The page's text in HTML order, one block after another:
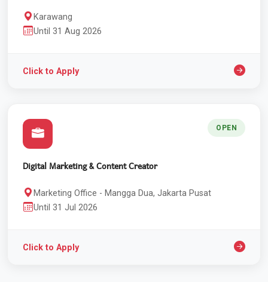
Karawang
Until 31 Aug 2026
Click to Apply
OPEN
Digital Marketing & Content Creator
Marketing Office - Mangga Dua, Jakarta Pusat
Until 31 Jul 2026
Click to Apply